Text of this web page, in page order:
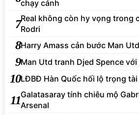
chạy cánh
7Real không còn hy vọng trong
Rodri
8Harry Amass cản bước Man
9Man Utd tranh Djed Spence
10LĐBĐ Hàn Quốc hối lộ trọng
11Galatasaray tính chiêu mộ
Arsenal